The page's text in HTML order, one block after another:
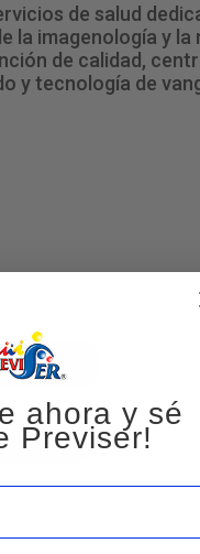
de salud
la imagenología y la
de calidad,
y tecnología de
ahora y sé
Previser!